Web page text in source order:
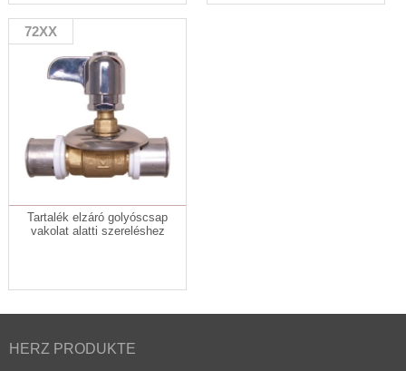
72XX
Tartalék elzáró golyóscsap
vakolat alatti szereléshez
HERZ PRODUKTE